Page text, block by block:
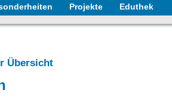
Projekte Eduthek
Übersicht